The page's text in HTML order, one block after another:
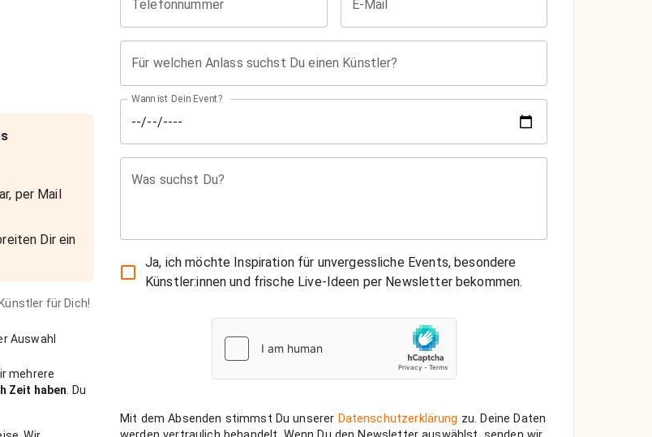
per Mail
Dir ein
für Dich!
Auswahl
mehrere
Zeit haben . Du
Telefonnummer E-Mail
Für welchen Anlass suchst Du einen Künstler?
Wann ist Dein Event?
Was suchst Du?
Ja, ich möchte Inspiration für unvergessliche Events, besondere
Künstler:innen und frische Live-Ideen per Newsletter bekommen.
Mit dem Absenden stimmst Du unserer Datenschutzerklärung zu. Deine Daten